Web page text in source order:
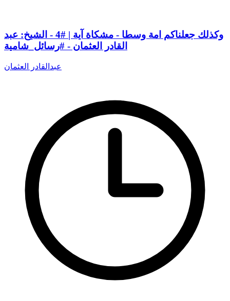
وكذلك جعلناكم امة وسطا - مشكاة آية | #4 - الشيخ: عبد
القادر العثمان - #رسائل_شامية
عبدالقادر العثمان